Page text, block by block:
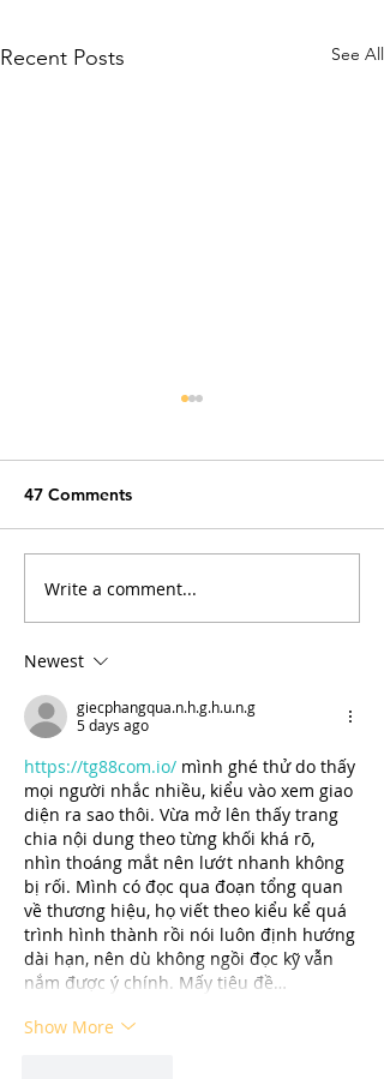
Recent Posts See All
Why Does My Cat Sniff
Everything?
47 Comments
Write a comment...
Newest
giecphangqua.n.h.g.h.u.n.g
5 days ago
https://tg88com.io/ mình ghé thử do thấy
mọi người nhắc nhiều, kiểu vào xem giao
diện ra sao thôi. Vừa mở lên thấy trang
chia nội dung theo từng khối khá rõ,
nhìn thoáng mắt nên lướt nhanh không
bị rối. Mình có đọc qua đoạn tổng quan
về thương hiệu, họ viết theo kiểu kể quá
trình hình thành rồi nói luôn định hướng
dài hạn, nên dù không ngồi đọc kỹ vẫn
nắm được ý chính. Mấy tiêu đề…
Show More